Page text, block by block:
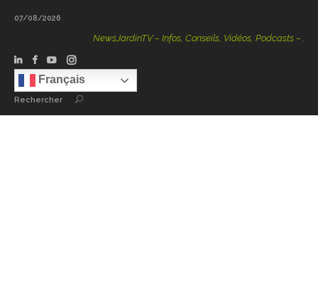
07/08/2026
NewsJardinTV – Infos, Conseils, Vidéos, Podcasts – 100 %
Français
Rechercher